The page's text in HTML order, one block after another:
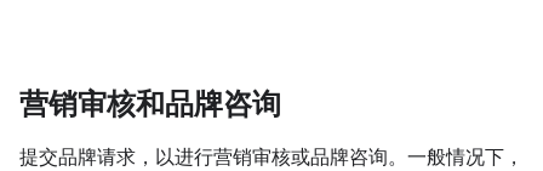
营销审核和品牌咨询
提交品牌请求，以进行营销审核或品牌咨询。一般情况下，